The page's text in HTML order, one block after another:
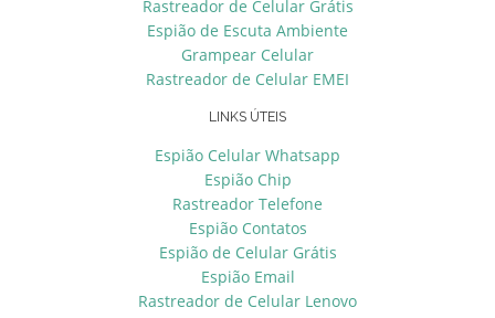
Rastreador de Celular Grátis
Espião de Escuta Ambiente
Grampear Celular
Rastreador de Celular EMEI
LINKS ÚTEIS
Espião Celular Whatsapp
Espião Chip
Rastreador Telefone
Espião Contatos
Espião de Celular Grátis
Espião Email
Rastreador de Celular Lenovo